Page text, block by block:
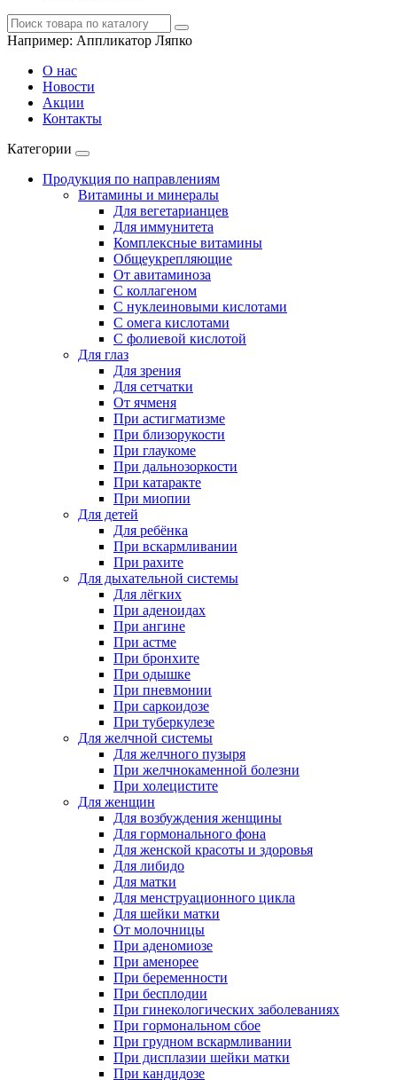
Например: Аппликатор Ляпко
О нас
Новости
Акции
Контакты
Категории
Продукция по направлениям
Витамины и минералы
Для вегетарианцев
Для иммунитета
Комплексные витамины
Общеукрепляющие
От авитаминоза
С коллагеном
С нуклеиновыми кислотами
С омега кислотами
С фолиевой кислотой
Для глаз
Для зрения
Для сетчатки
От ячменя
При астигматизме
При близорукости
При глаукоме
При дальнозоркости
При катаракте
При миопии
Для детей
Для ребёнка
При вскармливании
При рахите
Для дыхательной системы
Для лёгких
При аденоидах
При ангине
При астме
При бронхите
При одышке
При пневмонии
При саркоидозе
При туберкулезе
Для желчной системы
Для желчного пузыря
При желчнокаменной болезни
При холецистите
Для женщин
Для возбуждения женщины
Для гормонального фона
Для женской красоты и здоровья
Для либидо
Для матки
Для менструационного цикла
Для шейки матки
От молочницы
При аденомиозе
При аменорее
При беременности
При бесплодии
При гинекологических заболеваниях
При гормональном сбое
При грудном вскармливании
При дисплазии шейки матки
При кандидозе